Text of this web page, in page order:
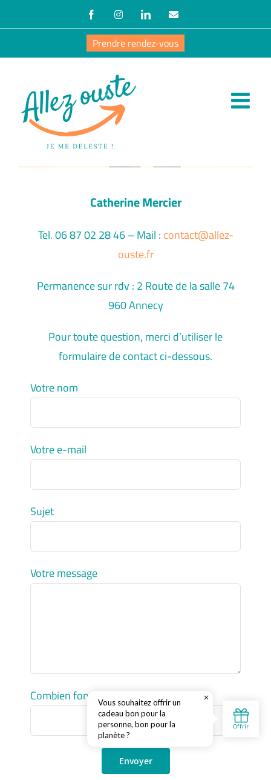
au
FacebookInstagramLinkedInEmail
Prendre rendez-vous
Catherine Mercier
Tel. 06 87 02 28 46 – Mail : contact@allez-
ouste.fr
Permanence sur rdv : 2 Route de la salle 74
960 Annecy
Pour toute question, merci d’utiliser le
formulaire de contact ci-dessous.
Votre nom
Votre e-mail
Sujet
Votre message
Combien font, 12 + 8?